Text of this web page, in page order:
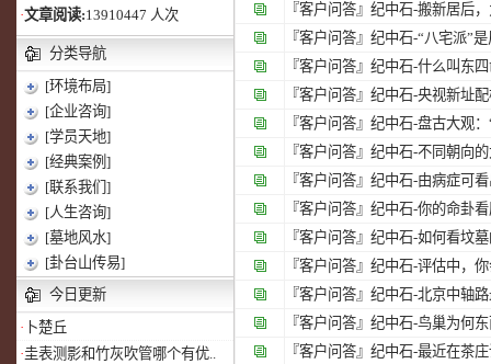
·文章阅读:13910447 人次
分类导航
[环境布局]
[企业咨询]
[学员天地]
[经典案例]
[联系我们]
[人生咨询]
[墓地风水]
[卦台山传易]
今日更新
· 卜楚丘
·圭表测影和竹灰吹管哪个有优..
『客户问答』 纪中石-搬新居后
『客户问答』 纪中石-“八宅派”
『客户问答』 纪中石-什么叫东
『客户问答』 纪中石-央视新址
『客户问答』 纪中石-盘古大观
『客户问答』 纪中石-不同朝向
『客户问答』 纪中石-由病症可
『客户问答』 纪中石-你的命卦
『客户问答』 纪中石-如何看坟
『客户问答』 纪中石-评估中，
『客户问答』 纪中石-北京中轴
『客户问答』 纪中石-鸟巢为何
『客户问答』 纪中石-最近在茶